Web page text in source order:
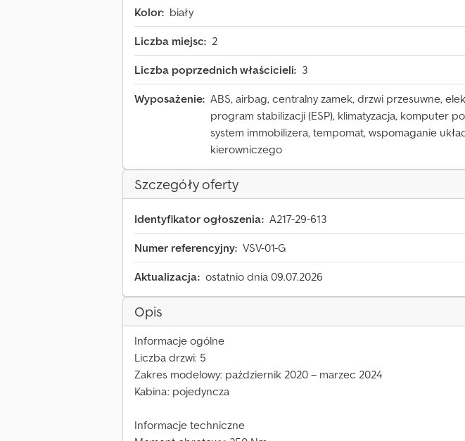
Kolor: biały
Liczba miejsc: 2
Liczba poprzednich właścicieli: 3
Wyposażenie: ABS, airbag, centralny zamek, drzwi przesuwne,
program stabilizacji (ESP), klimatyzacja, komputer
system immobilizera, tempomat, wspomaganie
kierowniczego
Szczegóły oferty
Identyfikator ogłoszenia: A217-29-613
Numer referencyjny: VSV-01-G
Aktualizacja: ostatnio dnia 09.07.2026
Opis
Informacje ogólne
Liczba drzwi: 5
Zakres modelowy: październik 2020 – marzec 2024
Kabina: pojedyncza
Informacje techniczne